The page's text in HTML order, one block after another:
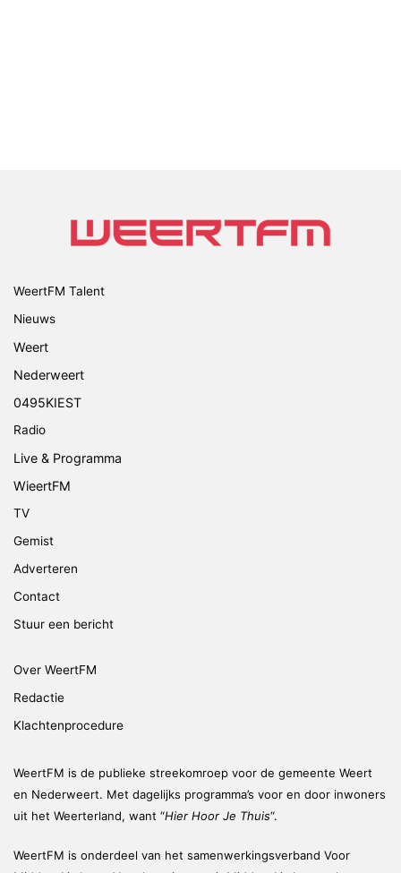
WeertFM Talent
Nieuws
Weert
Nederweert
0495KIEST
Radio
Live & Programma
WieertFM
TV
Gemist
Adverteren
Contact
Stuur een bericht
Over WeertFM
Redactie
Klachtenprocedure
WeertFM is de publieke streekomroep voor de gemeente Weert
en Nederweert. Met dagelijks programma’s voor en door inwoners
uit het Weerterland, want “Hier Hoor Je Thuis“.
WeertFM is onderdeel van het samenwerkingsverband Voor